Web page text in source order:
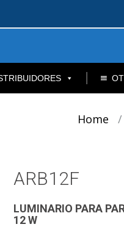
Home /
ARB12F
LUMINARIO PARA
12 W